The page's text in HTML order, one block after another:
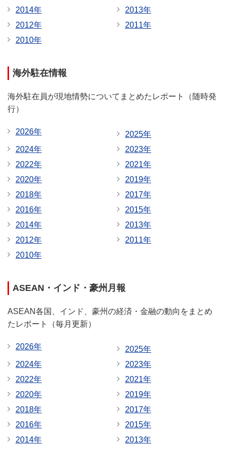
2014年
2013年
2012年
2011年
2010年
海外駐在情報
海外駐在員が現地情勢についてまとめたレポート（随時発
行）
2026年
2025年
2024年
2023年
2022年
2021年
2020年
2019年
2018年
2017年
2016年
2015年
2014年
2013年
2012年
2011年
2010年
ASEAN・インド・豪州月報
ASEAN各国、インド、豪州の経済・金融の動向をまとめ
たレポート（毎月更新）
2026年
2025年
2024年
2023年
2022年
2021年
2020年
2019年
2018年
2017年
2016年
2015年
2014年
2013年